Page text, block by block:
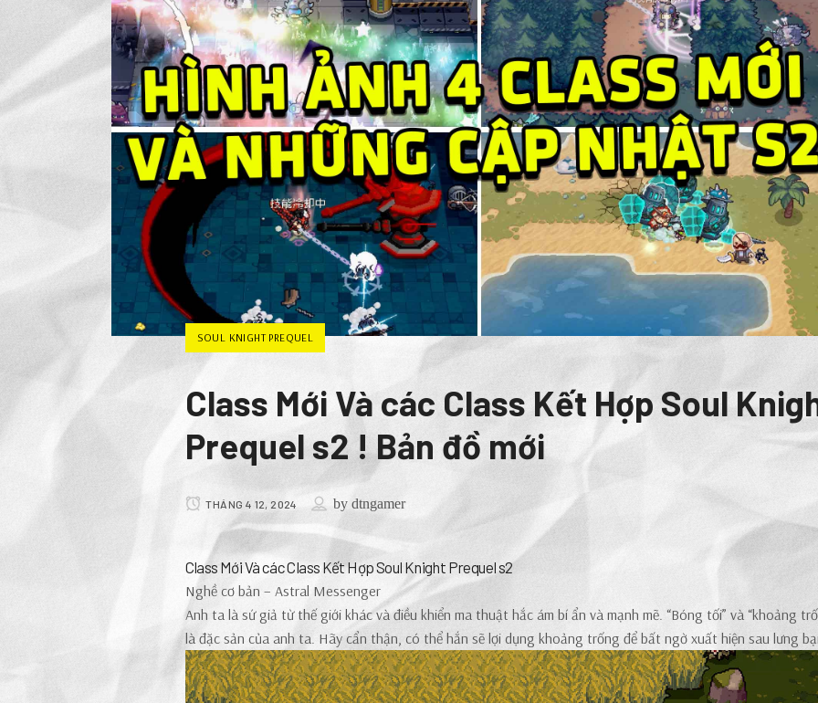
SOUL KNIGHT PREQUEL
Class Mới Và các Class Kết Hợp Soul
Prequel s2 ! Bản đồ mới
THÁNG 4 12, 2024 by dtngamer
Class Mới Và các Class Kết Hợp Soul Knight Prequel s2
Nghề cơ bản – Astral Messenger
Anh ta là sứ giả từ thế giới khác và điều khiển ma thuật hắc ám bí ẩn và mạnh mẽ. “Bóng tối” và “khoảng
là đặc sản của anh ta. Hãy cẩn thận, có thể hắn sẽ lợi dụng khoảng trống để bất ngờ xuất hiện sau lưng